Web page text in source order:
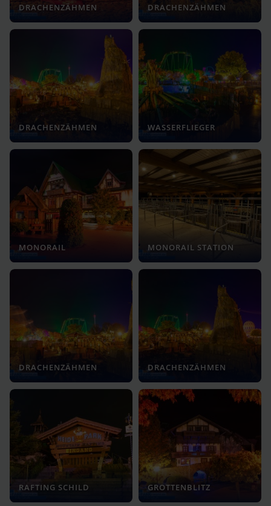
DRACHENZÄHMEN DRACHENZÄHMEN
DRACHENZÄHMEN WASSERFLIEGER
MONORAIL MONORAIL STATION
DRACHENZÄHMEN DRACHENZÄHMEN
RAFTING SCHILD GROTTENBLITZ